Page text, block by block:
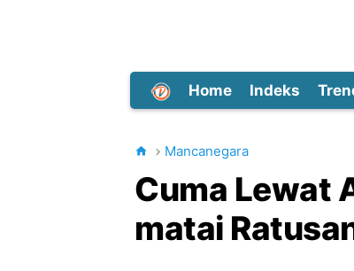
Home Indeks
Mancanegara
Cuma Lewat
matai